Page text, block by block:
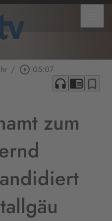
/ play_circle_outline 05:07
headphones chrome_reader_mode bookmark_border
zum